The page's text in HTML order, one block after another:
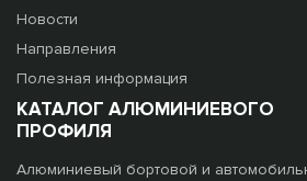
Новости
Направления
Полезная информация
КАТАЛОГ АЛЮМИНИЕВОГО
ПРОФИЛЯ
Алюминиевый бортовой и